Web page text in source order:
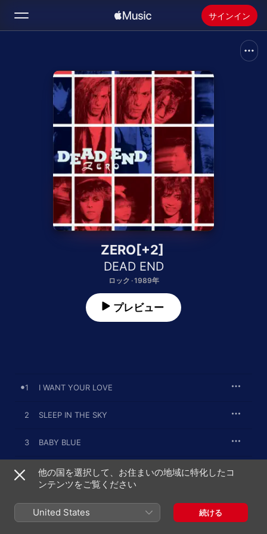
サインイン
ホーム
新着おすすめ
ラジオ
Apple Musicをインストール
ZERO[+2]
DEAD END
ロック · 1989年
プレビュー
1 I WANT YOUR LOVE
2 SLEEP IN THE SKY
3 BABY BLUE
4 So Sweet So Lonely
6 TRICKSTER
他の国を選択して、お住まいの地域に特化したコ
ンテンツをご覧ください
United States 続ける